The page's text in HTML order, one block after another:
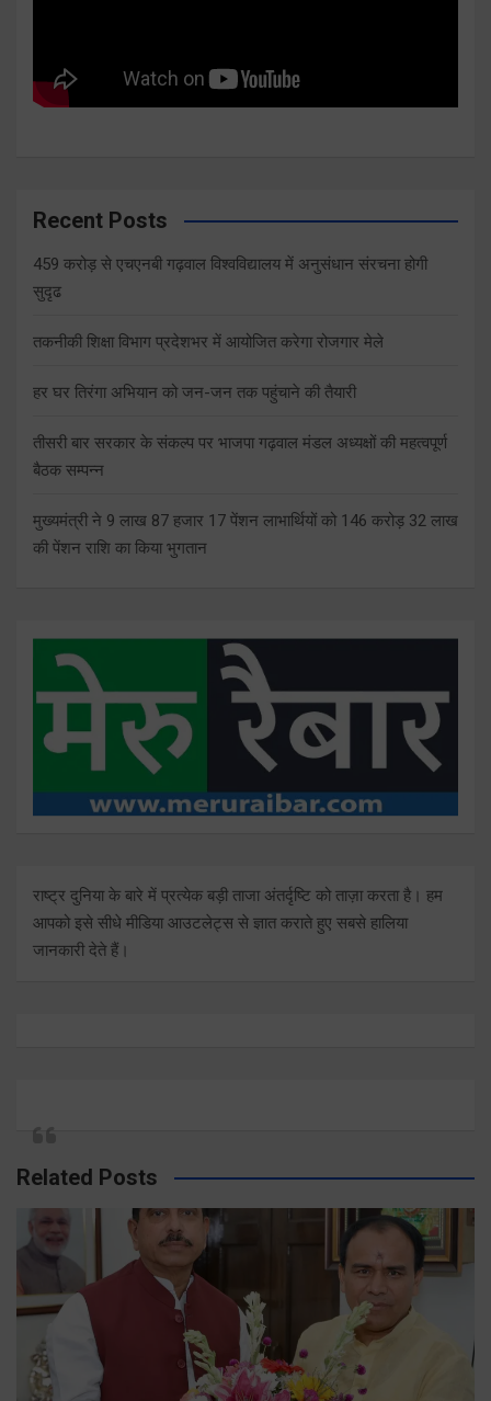
Recent Posts
459 करोड़ से एचएनबी गढ़वाल विश्वविद्यालय में अनुसंधान संरचना होगी
सुदृढ
तकनीकी शिक्षा विभाग प्रदेशभर में आयोजित करेगा रोजगार मेले
हर घर तिरंगा अभियान को जन-जन तक पहुंचाने की तैयारी
तीसरी बार सरकार के संकल्प पर भाजपा गढ़वाल मंडल अध्यक्षों की महत्वपूर्ण
बैठक सम्पन्न
मुख्यमंत्री ने 9 लाख 87 हजार 17 पेंशन लाभार्थियों को 146 करोड़ 32 लाख
की पेंशन राशि का किया भुगतान
राष्ट्र दुनिया के बारे में प्रत्येक बड़ी ताजा अंतर्दृष्टि को ताज़ा करता है। हम
आपको इसे सीधे मीडिया आउटलेट्स से ज्ञात कराते हुए सबसे हालिया
जानकारी देते हैं।
Related Posts